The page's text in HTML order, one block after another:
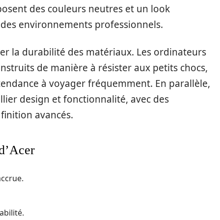
des couleurs neutres et un look
environnements professionnels.
la durabilité des matériaux. Les ordinateurs
de manière à résister aux petits chocs,
à voyager fréquemment. En parallèle,
design et fonctionnalité, avec des
avancés.